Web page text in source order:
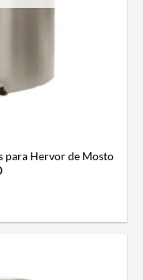
para Hervor de Mosto